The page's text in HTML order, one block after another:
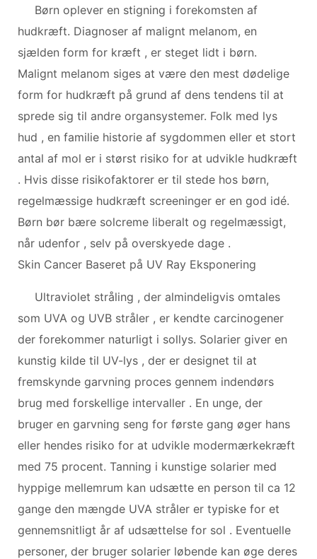
Børn oplever en stigning i forekomsten af ​​
hudkræft. Diagnoser af malignt melanom, en
sjælden form for kræft , er steget lidt i børn.
Malignt melanom siges at være den mest dødelige
form for hudkræft på grund af dens tendens til at
sprede sig til andre organsystemer. Folk med lys
hud , en familie historie af sygdommen eller et stort
antal af mol er i størst risiko for at udvikle hudkræft
. Hvis disse risikofaktorer er til stede hos børn,
regelmæssige hudkræft screeninger er en god idé.
Børn bør bære solcreme liberalt og regelmæssigt,
når udenfor , selv på overskyede dage .
Skin Cancer Baseret på UV Ray Eksponering
Ultraviolet stråling , der almindeligvis omtales
som UVA og UVB stråler , er kendte carcinogener
der forekommer naturligt i sollys. Solarier giver en
kunstig kilde til UV-lys , der er designet til at
fremskynde garvning proces gennem indendørs
brug med forskellige intervaller . En unge, der
bruger en garvning seng for første gang øger hans
eller hendes risiko for at udvikle modermærkekræft
med 75 procent. Tanning i kunstige solarier med
hyppige mellemrum kan udsætte en person til ca 12
gange den mængde UVA stråler er typiske for et
gennemsnitligt år af udsættelse for sol . Eventuelle
personer, der bruger solarier løbende kan øge deres